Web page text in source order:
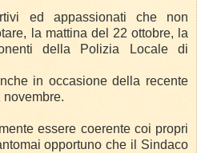
ed appassionati che non
la mattina del 22 ottobre, la
della Polizia Locale di
in occasione della recente
novembre.
essere coerente coi propri
opportuno che il Sindaco